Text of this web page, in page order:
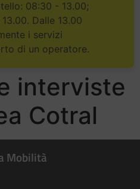
08:30 - 13.00;
Dalle 13.00
i servizi
di un operatore.
interviste
Cotral
Mobilità